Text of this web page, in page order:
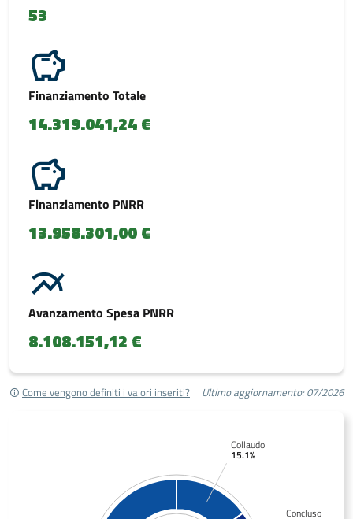
53
Finanziamento Totale
14.319.041,24 €
Finanziamento PNRR
13.958.301,00 €
Avanzamento Spesa PNRR
8.108.151,12 €
Come vengono definiti i valori inseriti? Ultimo aggiornamento: 07/2026
Collaudo
15.1%
Concluso